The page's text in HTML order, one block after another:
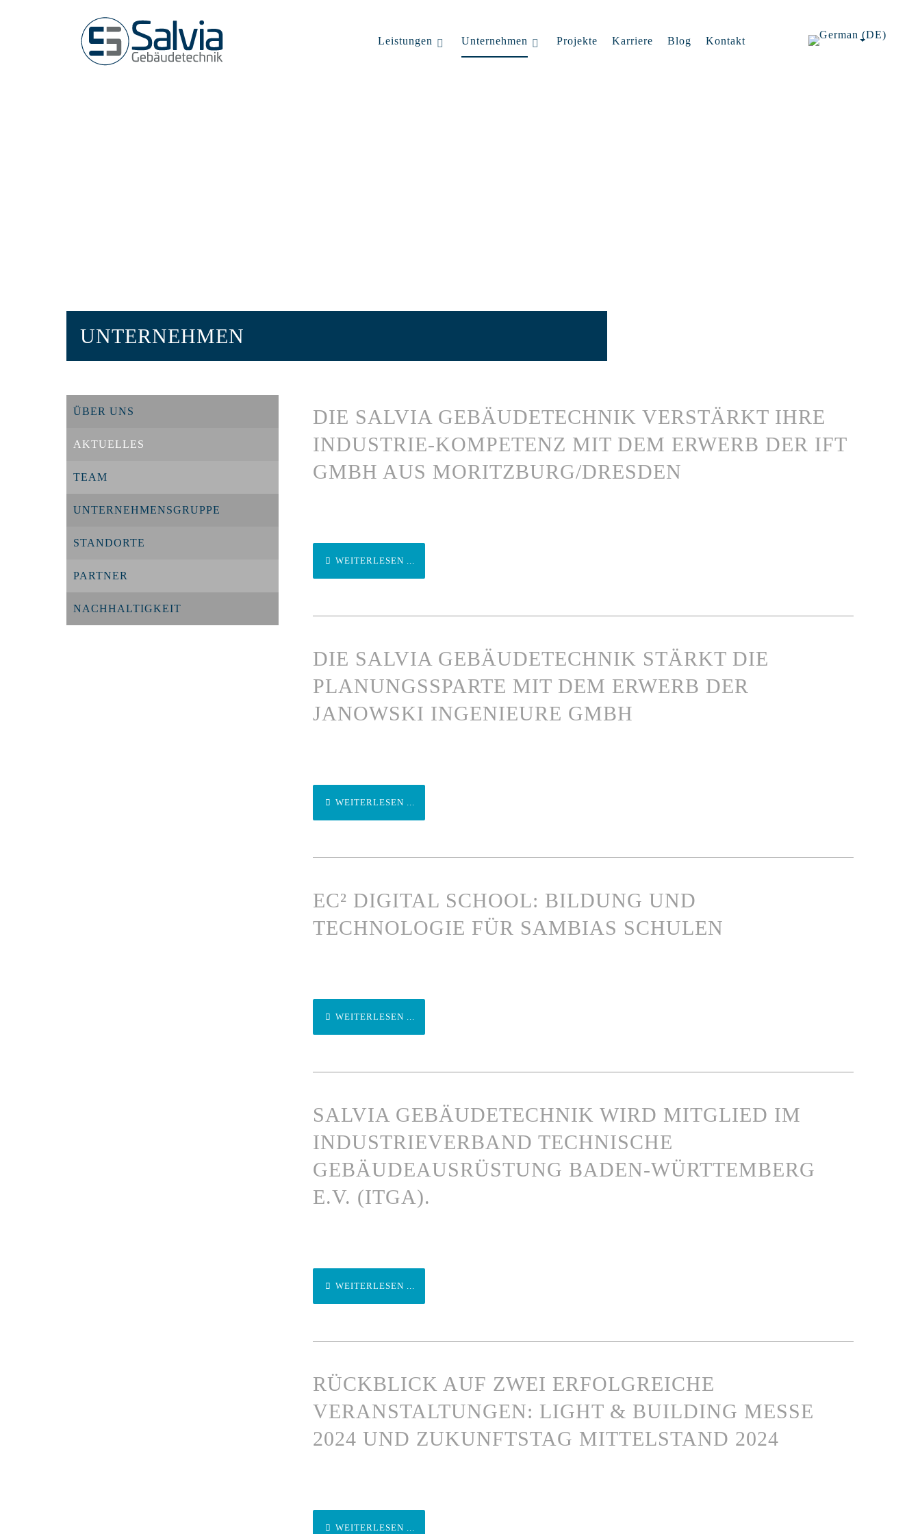
Leistungen Unternehmen Projekte Karriere Blog Kontakt
UNTERNEHMEN
ÜBER UNS
AKTUELLES
TEAM
UNTERNEHMENSGRUPPE
STANDORTE
PARTNER
NACHHALTIGKEIT
DIE SALVIA GEBÄUDETECHNIK VERSTÄRKT IHRE
INDUSTRIE-KOMPETENZ MIT DEM ERWERB DER IFT
GMBH AUS MORITZBURG/DRESDEN
WEITERLESEN ...
DIE SALVIA GEBÄUDETECHNIK STÄRKT DIE
PLANUNGSSPARTE MIT DEM ERWERB DER
JANOWSKI INGENIEURE GMBH
WEITERLESEN ...
EC² DIGITAL SCHOOL: BILDUNG UND
TECHNOLOGIE FÜR SAMBIAS SCHULEN
WEITERLESEN ...
SALVIA GEBÄUDETECHNIK WIRD MITGLIED IM
INDUSTRIEVERBAND TECHNISCHE
GEBÄUDEAUSRÜSTUNG BADEN-WÜRTTEMBERG
E.V. (ITGA).
WEITERLESEN ...
RÜCKBLICK AUF ZWEI ERFOLGREICHE
VERANSTALTUNGEN: LIGHT & BUILDING MESSE
2024 UND ZUKUNFTSTAG MITTELSTAND 2024
WEITERLESEN ...